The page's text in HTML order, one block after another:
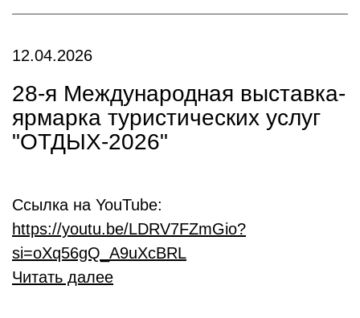
12.04.2026
28-я Международная выставка-
ярмарка туристических услуг
"ОТДЫХ-2026"
Ссылка на YouTube:
https://youtu.be/LDRV7FZmGio?
si=oXq56gQ_A9uXcBRL
Читать далее